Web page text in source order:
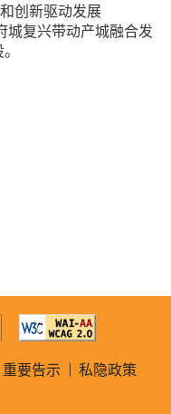
创新驱动发展
城复兴带动产城融合发
重要告示
私隐政策